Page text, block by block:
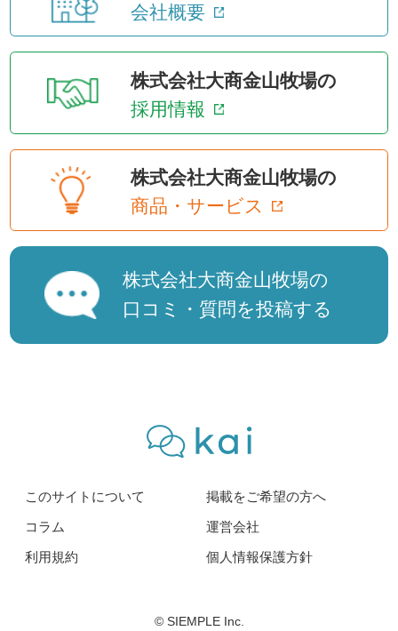
会社概要
株式会社大商金山牧場の
採用情報
株式会社大商金山牧場の
商品・サービス
株式会社大商金山牧場の
口コミ・質問を投稿する
このサイトについて
掲載をご希望の方へ
コラム
運営会社
利用規約
個人情報保護方針
© SIEMPLE Inc.